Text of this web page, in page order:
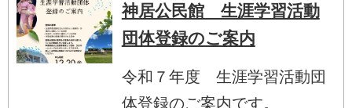
神居公民館 生涯学習活動
団体登録のご案内
令和７年度 生涯学習活動団
体登録のご案内です。